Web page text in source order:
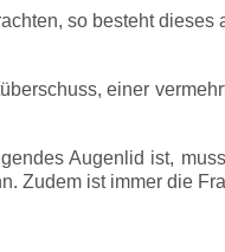
so besteht
einer
Augenlid ist,
Zudem ist immer die